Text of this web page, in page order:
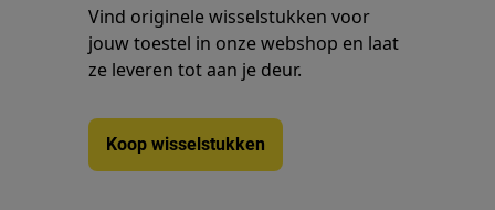
Vind originele wisselstukken voor
jouw toestel in onze webshop en laat
ze leveren tot aan je deur.
Koop wisselstukken